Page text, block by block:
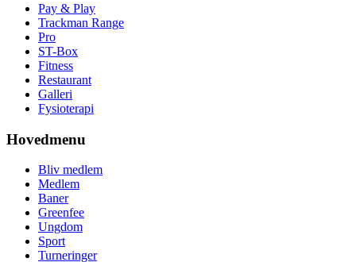
Pay & Play
Trackman Range
Pro
ST-Box
Fitness
Restaurant
Galleri
Fysioterapi
Hovedmenu
Bliv medlem
Medlem
Baner
Greenfee
Ungdom
Sport
Turneringer